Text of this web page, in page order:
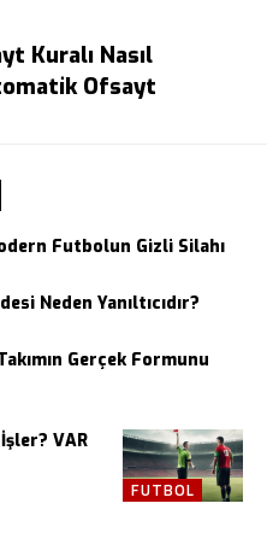
Kuralı Nasıl
Ofsayt
Futbolun Gizli Silahı
Neden Yanıltıcıdır?
Gerçek Formunu
FUTBOL
VAR